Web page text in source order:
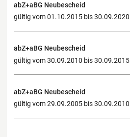
abZ+aBG Neubescheid
gültig vom 01.10.2015 bis 30.09.2020
abZ+aBG Neubescheid
gültig vom 30.09.2010 bis 30.09.2015
abZ+aBG Neubescheid
gültig vom 29.09.2005 bis 30.09.2010